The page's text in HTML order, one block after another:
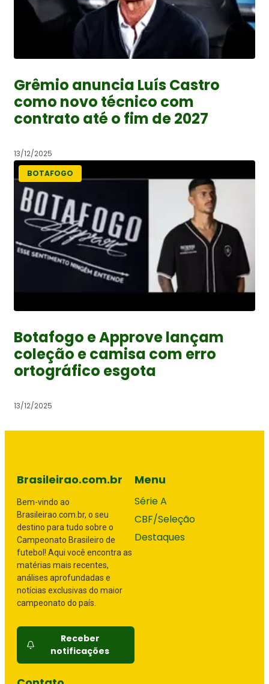
Grêmio anuncia Luís Castro
como novo técnico com
contrato até o fim de 2027
13/12/2025
BOTAFOGO
Botafogo e Approve lançam
coleção e camisa com erro
ortográfico esgota
13/12/2025
Brasileirao.com.br
Bem-vindo ao
Brasileirao.com.br, o seu
destino para tudo sobre o
Campeonato Brasileiro de
futebol! Aqui você encontra as
matérias mais recentes,
análises aprofundadas e
notícias exclusivas do maior
campeonato do país.
Receber
notificações
Menu
Série A
CBF/Seleção
Destaques